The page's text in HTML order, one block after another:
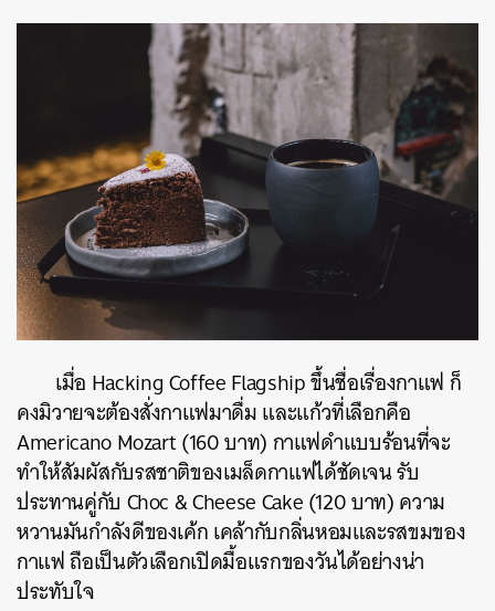
เมื่อ Hacking Coffee Flagship ขึ้นชื่อเรื่องกาแฟ ก็
คงมิวายจะต้องสั่งกาแฟมาดื่ม และแก้วที่เลือกคือ
Americano Mozart (160 บาท) กาแฟดำแบบร้อนที่จะ
ทำให้สัมผัสกับรสชาติของเมล็ดกาแฟได้ชัดเจน รับ
ประทานคู่กับ Choc & Cheese Cake (120 บาท) ความ
หวานมันกำลังดีของเค้ก เคล้ากับกลิ่นหอมและรสขมของ
กาแฟ ถือเป็นตัวเลือกเปิดมื้อแรกของวันได้อย่างน่า
ประทับใจ